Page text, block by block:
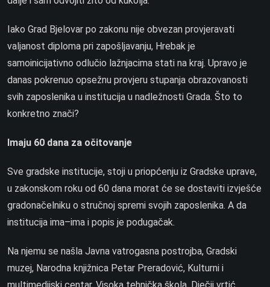
Iako Grad Bjelovar po zakonu nije obvezan provjeravati
valjanost diploma pri zapošljavanju, Hrebak je
samoinicijativno odlučio lažnjacima stati na kraj. Upravo je
danas pokrenuo opsežnu provjeru stupanja obrazovanosti
svih zaposlenika u institucija u nadležnosti Grada. Što to
konkretno znači?
Imaju 60 dana za očitovanje
Sve gradske institucije, stoji u priopćenju iz Gradske uprave,
u zakonskom roku od 60 dana morat će se dostaviti izvješće
gradonačelniku o stručnoj spremi svojih zaposlenika. A da
institucija ima–ima i popis je podugačak.
Na njemu se našla Javna vatrogasna postrojba, Gradski
muzej, Narodna knjižnica Petar Preradović, Kulturni i
multimedijski centar, Visoka tehnička škola, Dječji vrtić